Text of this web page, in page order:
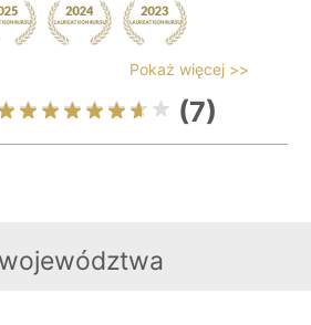
Pokaż więcej >>
(7)